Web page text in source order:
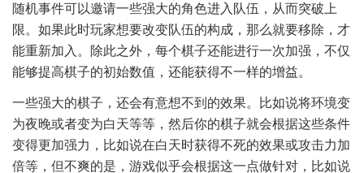
随机事件可以邀请一些强大的角色进入队伍，从而突破上
限。如果此时玩家想要改变队伍的构成，那么就要移除，才
能重新加入。除此之外，每个棋子还能进行一次加强，不仅
能够提高棋子的初始数值，还能获得不一样的增益。
一些强大的棋子，还会有意想不到的效果。比如说将环境变
为夜晚或者变为白天等等，然后你的棋子就会根据这些条件
变得更加强力，比如说在白天时获得不死的效果或攻击力加
倍等，但不爽的是，游戏似乎会根据这一点做针对，比如说